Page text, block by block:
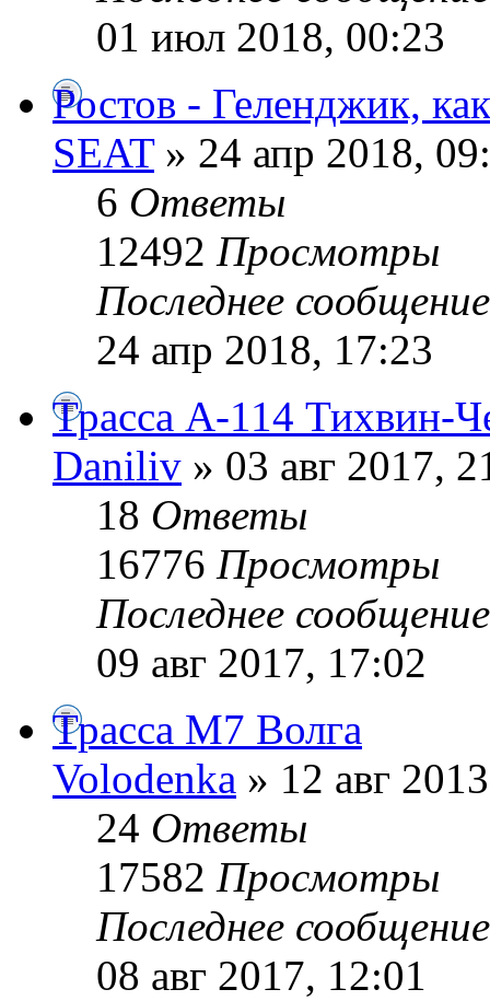
01 июл 2018, 00:23
Ростов - Геленджик,
SEAT» 24 апр 2018,
6 Ответы
12492 Просмотры
Последнее
24 апр 2018, 17:23
Трасса А-114 Тихвин-
Daniliv » 03 авг 2017,
18 Ответы
16776 Просмотры
Последнее
09 авг 2017, 17:02
Трасса М7 Волга
Volodenka » 12 авг
24 Ответы
17582 Просмотры
Последнее
08 авг 2017, 12:01